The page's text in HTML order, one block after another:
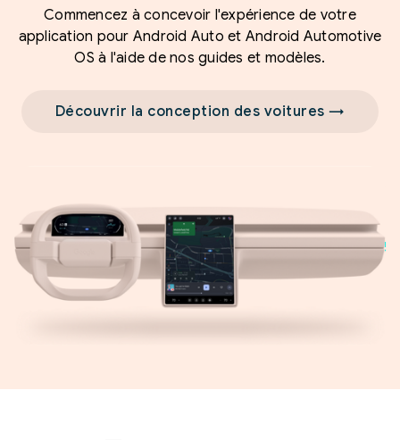
Commencez à concevoir l'expérience de votre
application pour Android Auto et Android Automotive
OS à l'aide de nos guides et modèles.
Découvrir la conception des voitures →